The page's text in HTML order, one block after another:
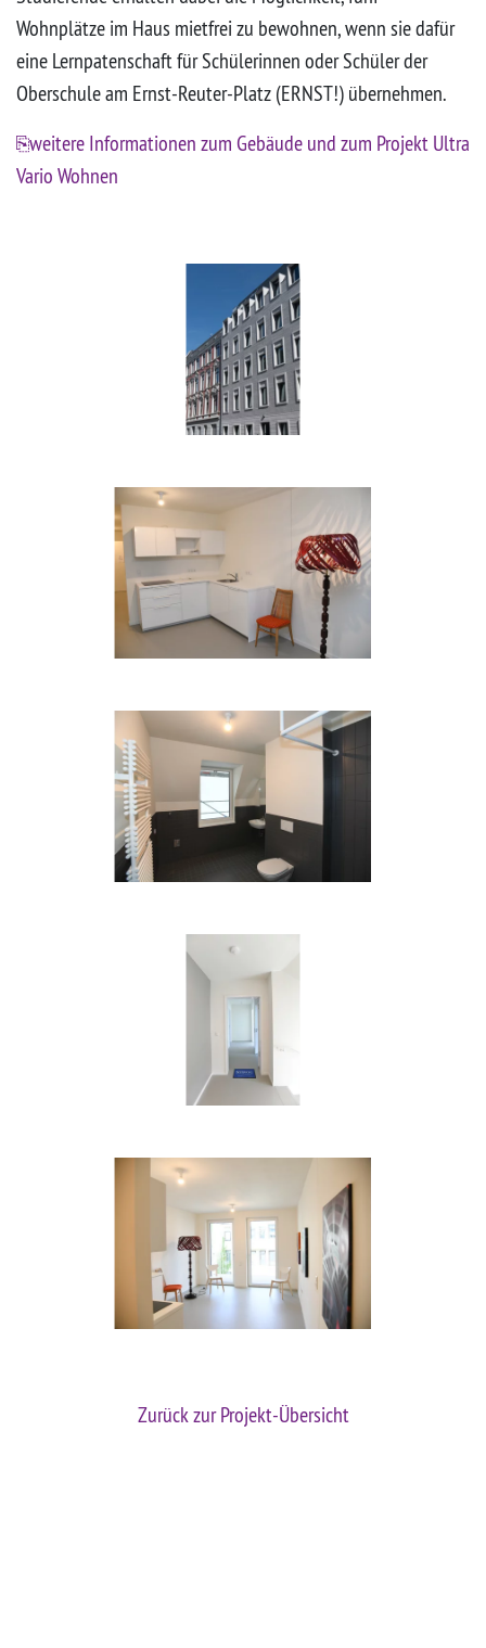
Wohnplätze im Haus mietfrei zu bewohnen, wenn sie dafür
eine Lernpatenschaft für Schülerinnen oder Schüler der
Oberschule am Ernst-Reuter-Platz (ERNST!) übernehmen.
weitere Informationen zum Gebäude und zum Projekt Ultra
Vario Wohnen
Zurück zur Projekt-Übersicht